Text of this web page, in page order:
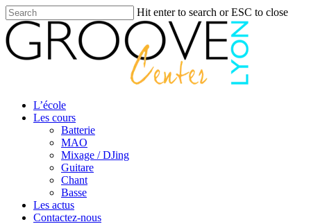
Skip
to
main
content
Hit enter to search or ESC to close
Close
Search
search
Menu
L’école
Les cours
Batterie
MAO
Mixage / DJing
Guitare
Chant
Basse
Les actus
Contactez-nous